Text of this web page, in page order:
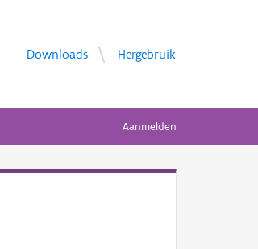
Downloads Hergebruik
Aanmelden